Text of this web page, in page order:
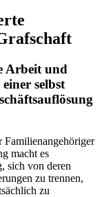
Arbeit und
selbst
Familienangehöriger
macht es
sich von deren
zu trennen,
zu